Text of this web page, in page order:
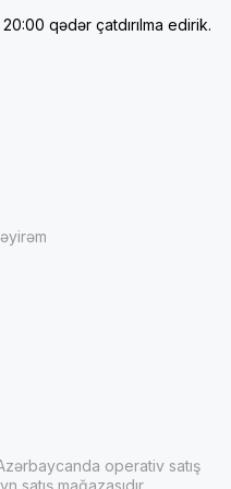
aradan qaldırmağa kömək
ola bilər, qabyuyan yuyucu
istifadə olunur.
təmizlənməsi üçün istifadə
tapıla bilər.
təmizləmək və ləkələri
tez mətbəxdə, vanna
olunur.
və dezinfeksiya etmək
və ya gel şəklində olurlar.
və ləkəsiz cilalamaq
və ləkələri çıxarmaq üçün
qədər çatdırılma edirik.
operativ satış
satış mağazasıdır.